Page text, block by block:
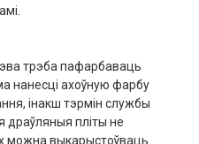
трэба пафарбаваць
нанесці ахоўную фарбу
інакш тэрмін службы
пліты не
можна выкарыстоўваць